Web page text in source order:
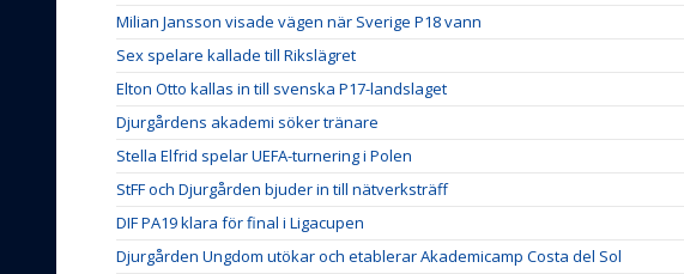
Milian Jansson visade vägen när Sverige P18 vann
Sex spelare kallade till Rikslägret
Elton Otto kallas in till svenska P17-landslaget
Djurgårdens akademi söker tränare
Stella Elfrid spelar UEFA-turnering i Polen
StFF och Djurgården bjuder in till nätverksträff
DIF PA19 klara för final i Ligacupen
Djurgården Ungdom utökar och etablerar Akademicamp Costa del Sol